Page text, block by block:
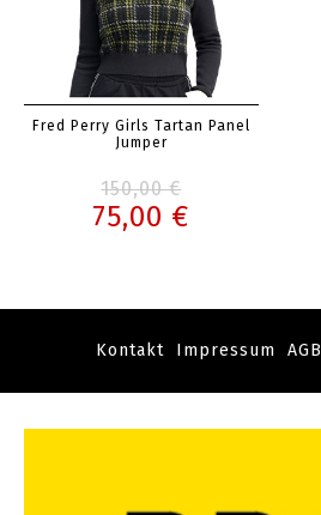
Fred Perry Girls Tartan Panel
Jumper
150,00 €
75,00 €
Kontakt Impressum AGB